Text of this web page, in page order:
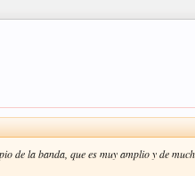
de la banda, que es muy amplio y de